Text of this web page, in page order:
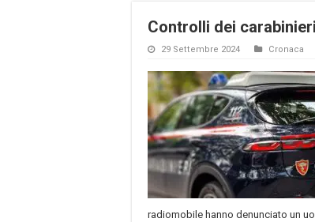
Controlli dei
29 Settembre 2024 Cronaca
radiomobile hanno denunciato un